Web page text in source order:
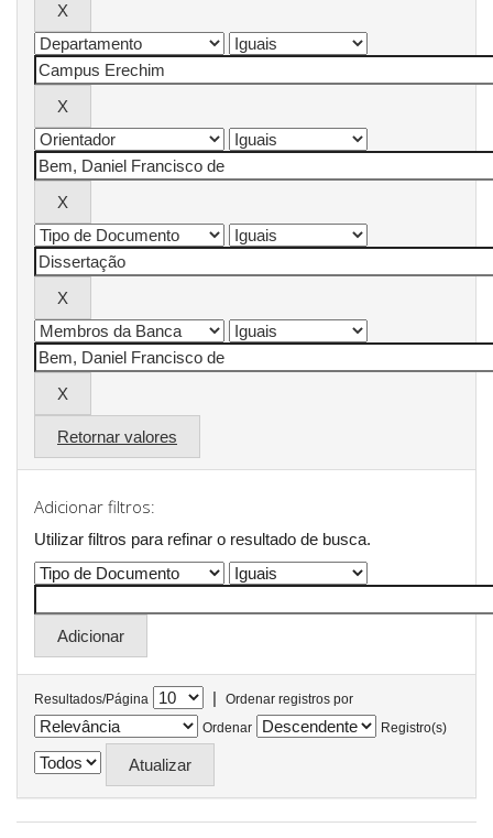
Retornar valores
Adicionar filtros:
Utilizar filtros para refinar o resultado de busca.
Resultados/Página |
Ordenar registros por
Ordenar
Registro(s)